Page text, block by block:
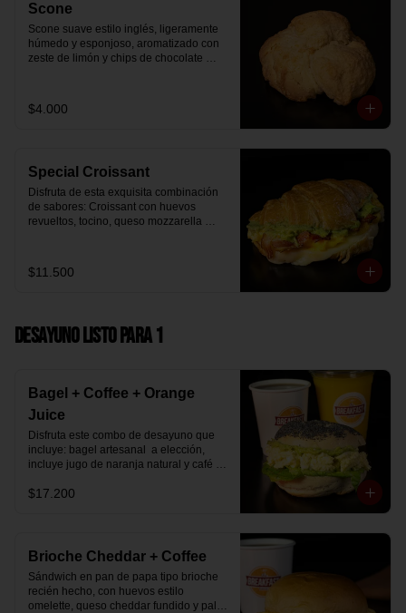
Scone
Scone suave estilo inglés, ligeramente
húmedo y esponjoso, aromatizado con
zeste de limón y chips de chocolate
desayuno dulce y equilibrado.
$4.000
Special Croissant
Disfruta de esta exquisita combinación
de sabores: Croissant con huevos
revueltos, tocino, queso mozzarella
$11.500
Desayuno Listo para 1
Bagel + Coffee + Orange
Juice
Disfruta este combo de desayuno que
incluye: bagel artesanal  a elección,
incluye jugo de naranja natural y café o
$17.200
Brioche Cheddar + Coffee
Sándwich en pan de papa tipo brioche
recién hecho, con huevos estilo
omelette, queso cheddar fundido y palta,